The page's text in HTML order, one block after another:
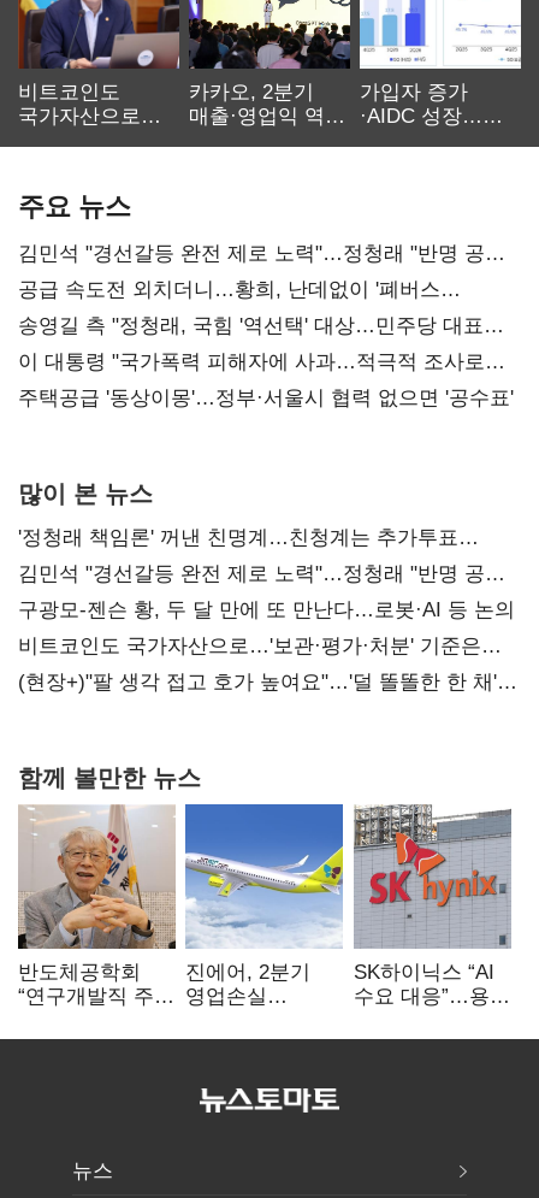
비트코인도
국가자산으로…'
카카오, 2분기
매출·영업익 역대
가입자 증가
·AIDC 성장…
주요 뉴스
김민석 "경선갈등 완전 제로 노력"…정청래 "반명 공세
사과부터"
공급 속도전 외치더니…황희, 난데없이 '폐버스
리모델링' 제안
송영길 측 "정청래, 국힘 '역선택' 대상…민주당 대표로
총선 지휘 못해"
이 대통령 "국가폭력 피해자에 사과…적극적 조사로
진실 밝혀야"
주택공급 '동상이몽'…정부·서울시 협력 없으면 '공수표'
많이 본 뉴스
'정청래 책임론' 꺼낸 친명계…친청계는 추가투표
때리기
김민석 "경선갈등 완전 제로 노력"…정청래 "반명 공세
사과부터"
구광모-젠슨 황, 두 달 만에 또 만난다…로봇·AI 등 논의
비트코인도 국가자산으로…'보관·평가·처분' 기준은
숙제
(현장+)"팔 생각 접고 호가 높여요"…'덜 똘똘한 한 채'
함께 볼만한 뉴스
반도체공학회
“연구개발직 주
개선해야”
진에어, 2분기
영업손실
상승 여파
SK하이닉스 “AI
수요 대응”…용인
투자
뉴스